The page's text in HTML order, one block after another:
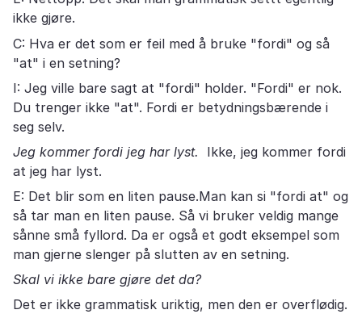
ikke gjøre.
C: Hva er det som er feil med å bruke "fordi" og så
"at" i en setning?
I: Jeg ville bare sagt at "fordi" holder. "Fordi" er nok.
Du trenger ikke "at". Fordi er betydningsbærende i
seg selv.
Jeg kommer fordi jeg har lyst. Ikke, jeg kommer fordi
at jeg har lyst.
E: Det blir som en liten pause.Man kan si "fordi at" og
så tar man en liten pause. Så vi bruker veldig mange
sånne små fyllord. Da er også et godt eksempel som
man gjerne slenger på slutten av en setning.
Skal vi ikke bare gjøre det da?
Det er ikke grammatisk uriktig, men den er overflødig.